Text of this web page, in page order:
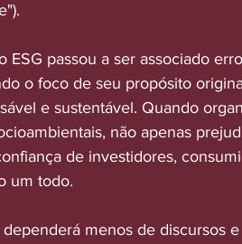
ESG passou a ser associado
o foco de seu propósito
e sustentável. Quando
não apenas
de investidores,
um todo.
menos de discursos